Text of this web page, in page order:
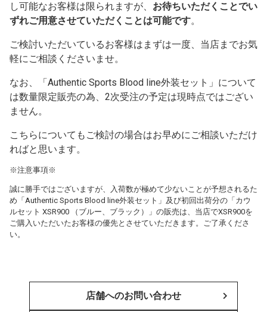
し可能なお客様は限られますが、 お待ちいただくことでい
ずれご用意させていただくことは可能です。
ご検討いただいているお客様はまずは一度、当店までお気
軽にご相談くださいませ。
なお、「Authentic Sports Blood line外装セット」について
は数量限定販売の為、2次受注の予定は現時点ではござい
ません。
こちらについてもご検討の場合はお早めにご相談いただけ
ればと思います。
※注意事項※
誠に勝手ではございますが、入荷数が極めて少ないことが予想されるた
め「Authentic Sports Blood line外装セット」及び初回出荷分の「カウ
ルセット XSR900 （ブルー、ブラック）」の販売は、当店でXSR900を
ご購入いただいたお客様の優先とさせていただきます。ご了承くださ
い。
店舗へのお問い合わせ